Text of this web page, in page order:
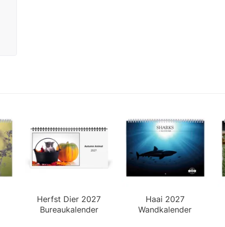
Herfst Dier 2027
Bureaukalender
Haai 2027
Wandkalender